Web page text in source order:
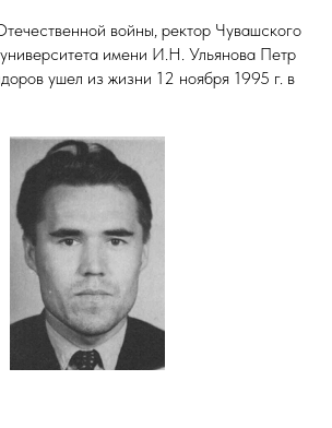
войны, ректор Чувашского
имени И.Н. Ульянова Петр
ушел из жизни 12 ноября 1995 г. в